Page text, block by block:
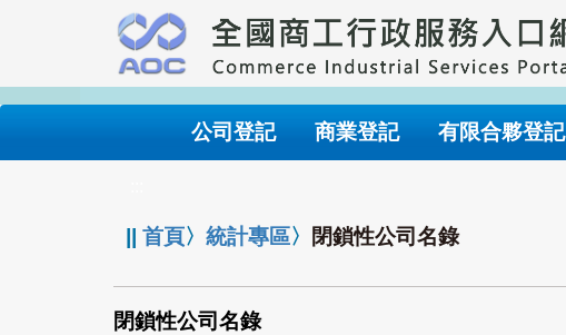
要
內
公司登記 商業登記 有限合夥登記
||首頁〉統計專區〉 閉鎖性公司名錄
閉鎖性公司名錄